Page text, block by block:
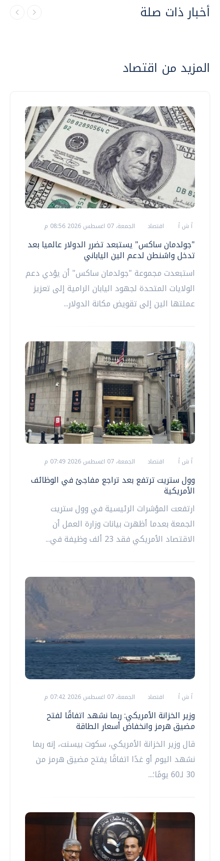
أخبار ذات صلة
المزيد من اقتصاد
أ ش أ اقتصاد الجمعة، 07 اغسطس 2026 08:56 م
"جولدمان ساكس" يستبعد تضرر الدولار عالميا بعد
تدخل واشنطن لدعم الين الياباني
استبعدت مجموعة "جولدمان ساكس" أن يؤدي دعم
الولايات المتحدة لجهود اليابان الرامية إلى تعزيز
عملتها الين إلى تقويض مكانة الدولار...
أ ش أ اقتصاد الجمعة، 07 اغسطس 2026 07:49 م
وول ستريت ترتفع بعد تراجع مفاجئ في الوظائف
الأمريكية
ارتفعت المؤشرات الرئيسية في وول ستريت
الجمعة بعدما أظهرت بيانات وزارة العمل أن
الاقتصاد الأمريكي فقد 23 ألف وظيفة في...
أ ش أ اقتصاد الجمعة، 07 اغسطس 2026 07:42 م
وزير الخزانة الأمريكي: ربما نشهد اتفاقًا لفتح
مضيق هرمز وانخفاض أسعار الطاقة
قال وزير الخزانة الأمريكي، سكوت بيسنت، إنه ربما
نشهد اليوم أو غدًا اتفاقًا يفتح مضيق هرمز من
30 لـ60 يومًا؛...